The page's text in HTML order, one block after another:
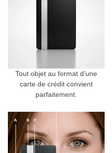
Tout objet au format d’une
carte de crédit convient
parfaitement.